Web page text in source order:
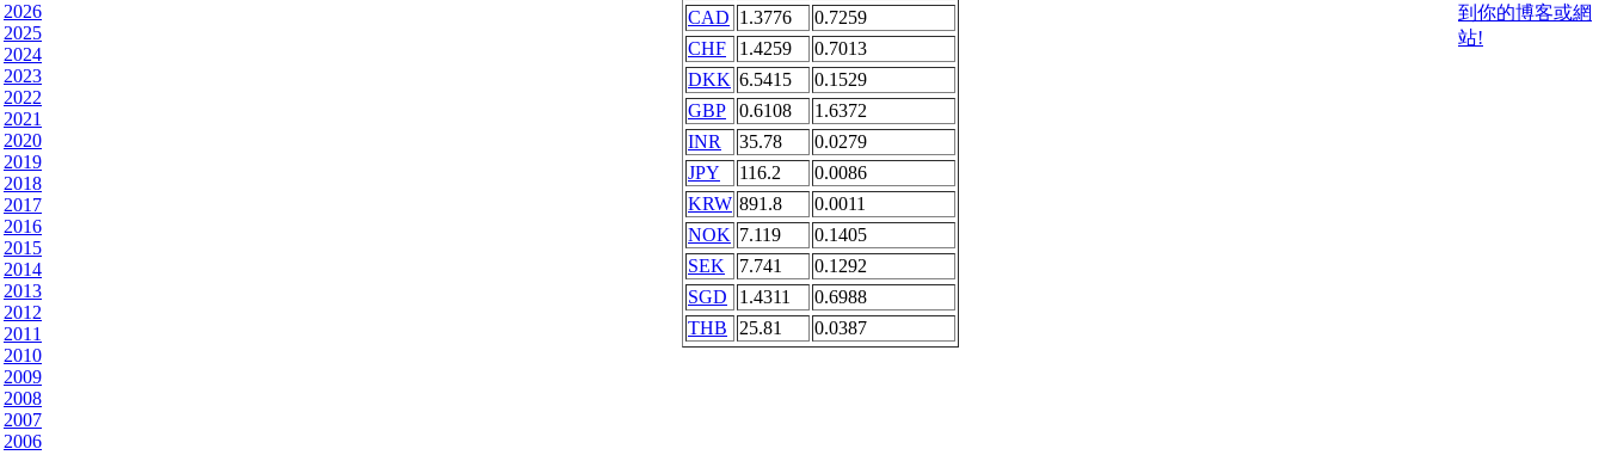
2026
2025
2024
2023
2022
2021
2020
2019
2018
2017
2016
2015
2014
2013
2012
2011
2010
2009
2008
2007
2006
CAD 1.3776
0.7259
CHF
1.4259
0.7013
DKK 6.5415
0.1529
GBP
0.6108
1.6372
INR
35.78
0.0279
JPY
116.2
0.0086
KRW 891.8
0.0011
NOK 7.119
0.1405
SEK
7.741
0.1292
SGD
1.4311
0.6988
THB
25.81 0.0387
到你的博客或網
站!